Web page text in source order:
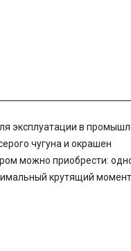
эксплуатации в
чугуна и окрашен
можно приобрести:
крутящий